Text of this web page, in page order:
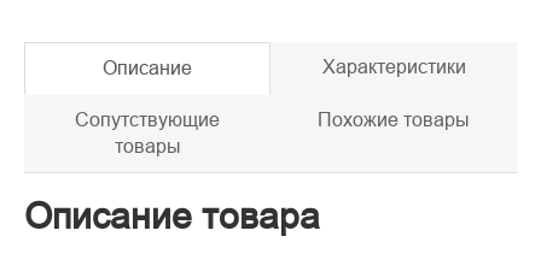
Описание Характеристики
Сопутствующие
товары
Похожие товары
Описание товара